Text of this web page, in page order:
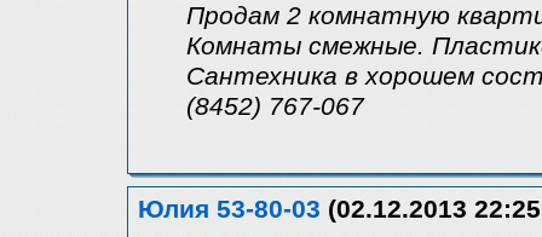
Продам 2 комнатную
Комнаты смежные.
Сантехника в хорошем
(8452) 767-067
Юлия 53-80-03 (02.12.2013